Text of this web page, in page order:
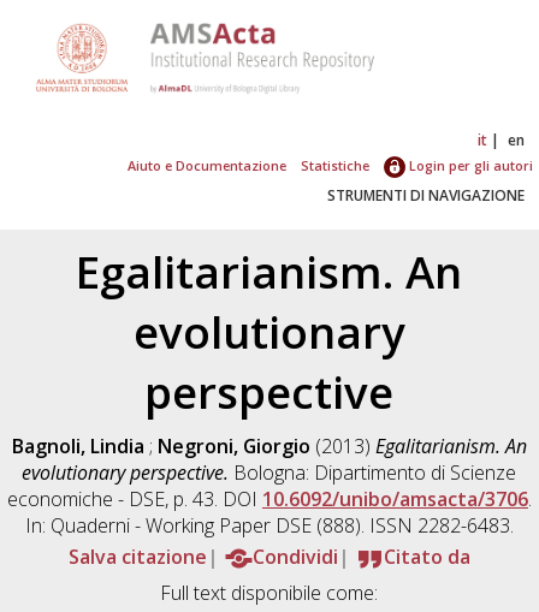
it en
Aiuto e Documentazione Statistiche Login per gli autori
STRUMENTI DI NAVIGAZIONE
Egalitarianism. An
evolutionary
perspective
Bagnoli, Lindia ; Negroni, Giorgio (2013) Egalitarianism. An
evolutionary perspective. Bologna: Dipartimento di Scienze
economiche - DSE, p. 43. DOI 10.6092/unibo/amsacta/3706.
In: Quaderni - Working Paper DSE (888). ISSN 2282-6483.
Salva citazione
Condividi
Citato da
Full text disponibile come: